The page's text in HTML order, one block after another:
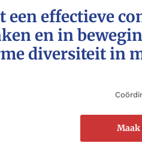
een effectieve
en in
diversiteit in